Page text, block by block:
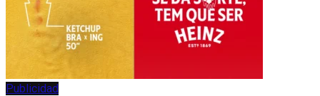
Publicidad